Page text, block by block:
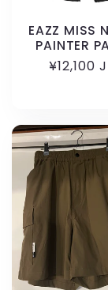
EAZZ MISS
PAINTER
通
格
¥12,100